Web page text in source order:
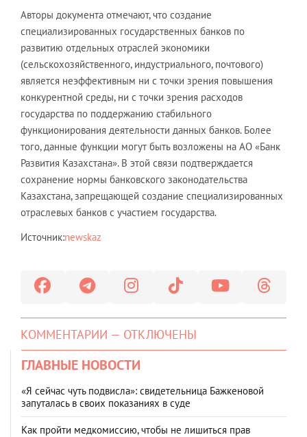
Авторы документа отмечают, что создание
специализированных государственных банков по
развитию отдельных отраслей экономики
(сельскохозяйственного, индустриального, почтового)
является неэффективным ни с точки зрения повышения
конкурентной среды, ни с точки зрения расходов
государства по поддержанию стабильного
функционирования деятельности данных банков. Более
того, данные функции могут быть возложены на АО «Банк
Развития Казахстана». В этой связи подтверждается
сохранение нормы банковского законодательства
Казахстана, запрещающей создание специализированных
отраслевых банков с участием государства.
Источник:newskaz
КОММЕНТАРИИ — ОТКЛЮЧЕНЫ
ГЛАВНЫЕ НОВОСТИ
«Я сейчас чуть подвисла»: свидетельница Бажкеновой
запуталась в своих показаниях в суде
Как пройти медкомиссию, чтобы не лишиться прав